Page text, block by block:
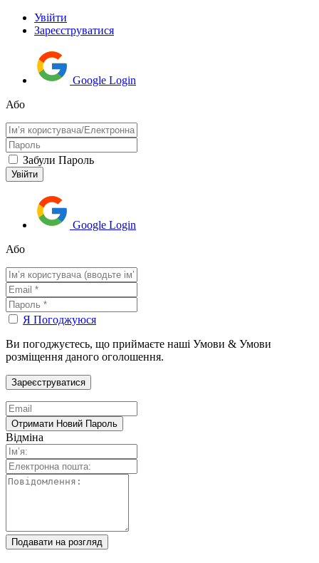
Увійти
Зареєструватися
Google Login
Або
Забули Пароль
Google Login
Або
Я Погоджуюся
Ви погоджуєтесь, що приймаєте наші Умови & Умови
розміщення даного оголошення.
Відміна